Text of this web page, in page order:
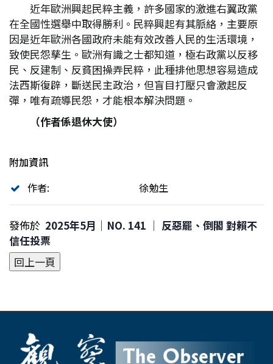
近年歐洲興起民粹主義，許多國家的激進右翼政黨
在全國性選舉中取得勝利。民粹興起有其脈絡，主要原
因是近年歐洲各國政府未能有效改善人民的生活環境，
致使民怨孳生。歐洲有識之士都知道，極右政黨以反移
民、反建制、反貧困操弄民粹，此種排他思想容易造成
法西斯復辟，斷送民主政治，但盲目打壓只會激起反
彈，唯有疏導民怨，才能根本解決問題。
（作者係退休大使）
附加資訊
作者:
徐勉生
發佈於 2025年5月｜NO. 141 │ 反惡罷、倒閣 對賴不
信任投票